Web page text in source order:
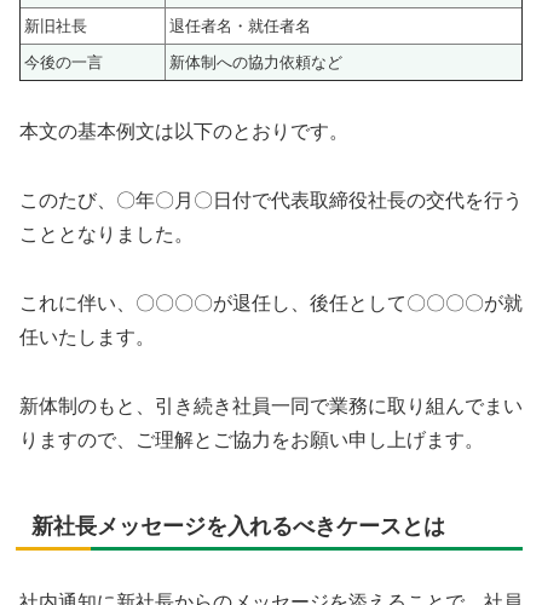
新旧社長
退任者名・就任者名
今後の一言
新体制への協力依頼など
本文の基本例文は以下のとおりです。
このたび、〇年〇月〇日付で代表取締役社長の交代を行う
こととなりました。
これに伴い、〇〇〇〇が退任し、後任として〇〇〇〇が就
任いたします。
新体制のもと、引き続き社員一同で業務に取り組んでまい
りますので、ご理解とご協力をお願い申し上げます。
新社長メッセージを入れるべきケースとは